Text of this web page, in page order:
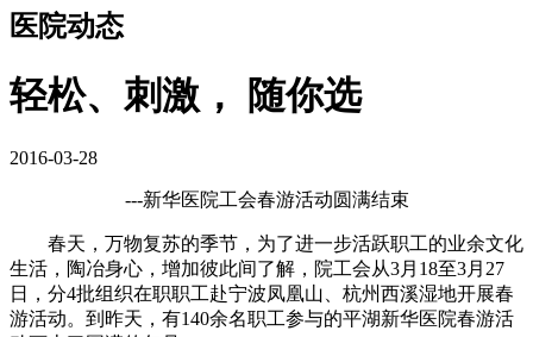
医院动态
轻松、刺激， 随你选
2016-03-28
---新华医院工会春游活动圆满结束
春天，万物复苏的季节，为了进一步活跃职工的业余文化
生活，陶冶身心，增加彼此间了解，院工会从3月18至3月27
日，分4批组织在职职工赴宁波凤凰山、杭州西溪湿地开展春
游活动。到昨天，有140余名职工参与的平湖新华医院春游活